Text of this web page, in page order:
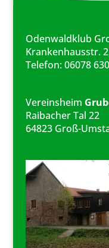
Odenwaldklub
Krankenhausstr.
Telefon: 06078
Vereinsheim
Raibacher Tal 22
64823 Groß-